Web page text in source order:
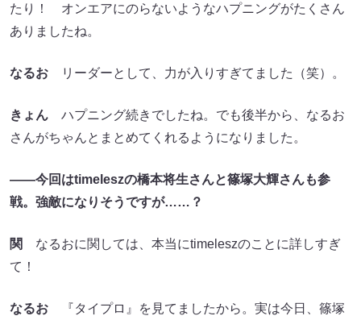
たり！ オンエアにのらないようなハプニングがたくさん
ありましたね。
なるお リーダーとして、力が入りすぎてました（笑）。
きょん ハプニング続きでしたね。でも後半から、なるお
さんがちゃんとまとめてくれるようになりました。
――今回はtimeleszの橋本将生さんと篠塚大輝さんも参
戦。強敵になりそうですが……？
関
なるおに関しては、本当にtimeleszのことに詳しすぎ
て！
なるお 『タイプロ』を見てましたから。実は今日、篠塚